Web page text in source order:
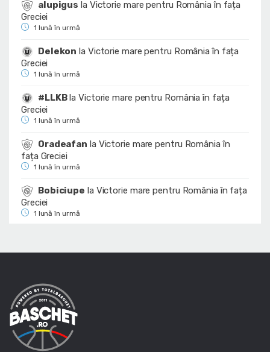
alupigus la Victorie mare pentru România în fața
Greciei
1 lună în urmă
Delekon la Victorie mare pentru România în fața
Greciei
1 lună în urmă
#LLKBlaVictorie mare pentru România în fața
Greciei
1 lună în urmă
Oradeafan la Victorie mare pentru România în
fața Greciei
1 lună în urmă
Bobiciupe la Victorie mare pentru România în fața
Greciei
1 lună în urmă